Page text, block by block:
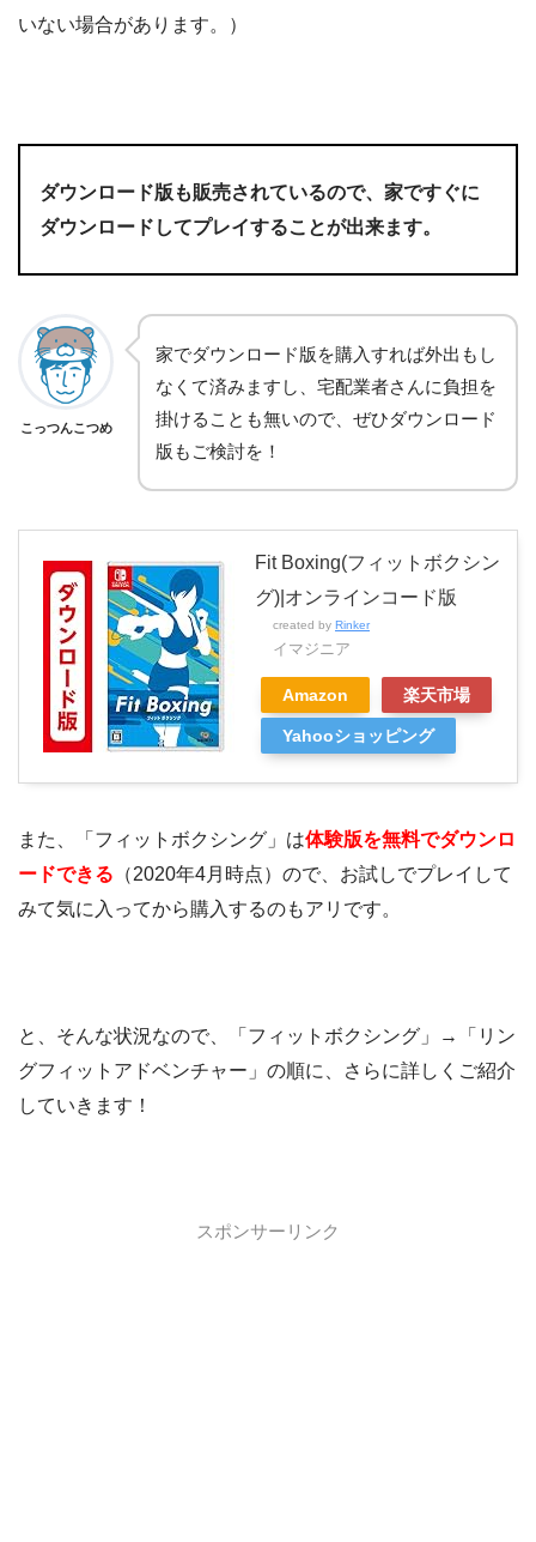
いない場合があります。）
ダウンロード版も販売されているので、家ですぐに
ダウンロードしてプレイすることが出来ます。
こっつんこつめ
家でダウンロード版を購入すれば外出もし
なくて済みますし、宅配業者さんに負担を
掛けることも無いので、ぜひダウンロード
版もご検討を！
Fit Boxing(フィットボクシン
グ)|オンラインコード版
created by Rinker
イマジニア
Amazon 楽天市場
Yahooショッピング
また、「フィットボクシング」は体験版を無料でダウンロ
ードできる （2020年4月時点）ので、お試しでプレイして
みて気に入ってから購入するのもアリです。
と、そんな状況なので、「フィットボクシング」→「リン
グフィットアドベンチャー」の順に、さらに詳しくご紹介
していきます！
スポンサーリンク